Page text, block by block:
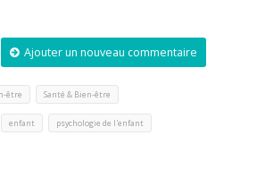
Ajouter un nouveau commentaire
être Santé & Bien-être
enfant psychologie de l'enfant